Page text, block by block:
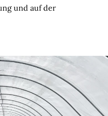
und auf der